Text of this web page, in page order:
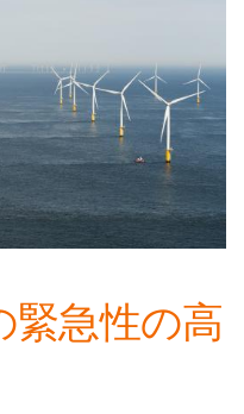
緊急性の高